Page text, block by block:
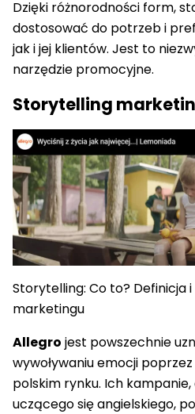
Dzięki różnorodności form,
dostosować do potrzeb i
jak i jej klientów. Jest to
narzędzie promocyjne.
Storytelling
Storytelling: Co to? Definicja i
marketingu
Allegro jest powszechnie
wywoływaniu emocji
polskim rynku. Ich
uczącego się angielskiego,